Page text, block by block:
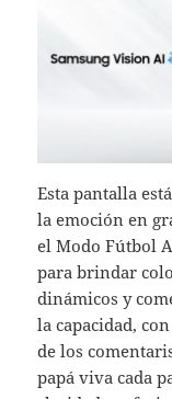
Esta pantalla
la emoción en
el Modo Fútbol
para brindar
dinámicos y
la capacidad,
de los
papá viva cada